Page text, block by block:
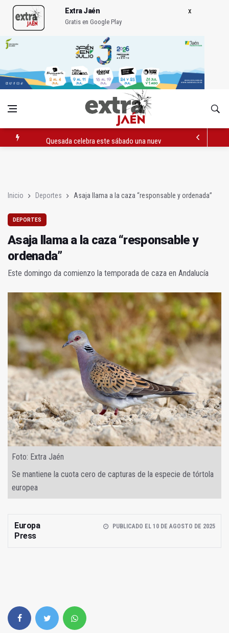
Extra Jaén
Gratis en Google Play
Quesada celebra este sábado una nueva jornada de Orgullo
Inicio Deportes Asaja llama a la caza “responsable y ordenada”
DEPORTES
Asaja llama a la caza “responsable y
ordenada”
Este domingo da comienzo la temporada de caza en Andalucía
Foto: Extra Jaén
Se mantiene la cuota cero de capturas de la especie de tórtola
europea
Europa
Press
PUBLICADO EL 10 DE AGOSTO DE 2025